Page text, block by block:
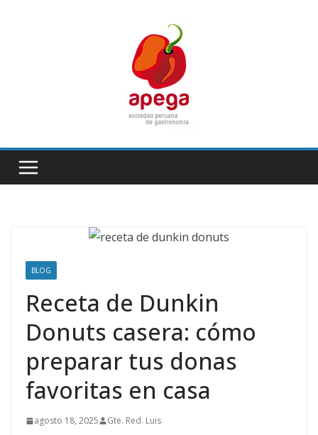
BLOG
Receta de Dunkin
Donuts casera: cómo
preparar tus donas
favoritas en casa
agosto 18, 2025 Gte. Red. Luis